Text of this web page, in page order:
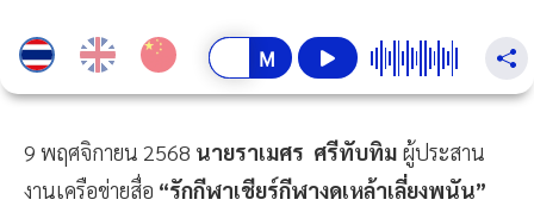
9 พฤศจิกายน 2568 นายราเมศร ศรีทับทิม ผู้ประสาน
งานเครือข่ายสื่อ “รักกีฬาเชียร์กีฬางดเหล้าเลี่ยงพนัน”